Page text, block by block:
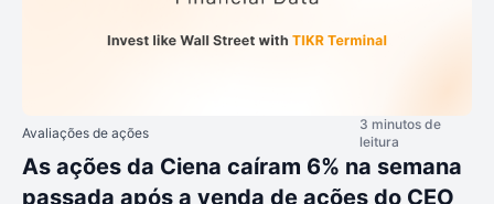
Avaliações de ações
3 minutos de
leitura
As ações da Ciena caíram 6% na semana
passada após a venda de ações do CEO